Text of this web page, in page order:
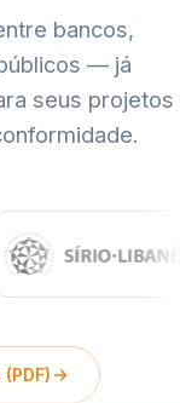
bancos,
— já
seus projetos